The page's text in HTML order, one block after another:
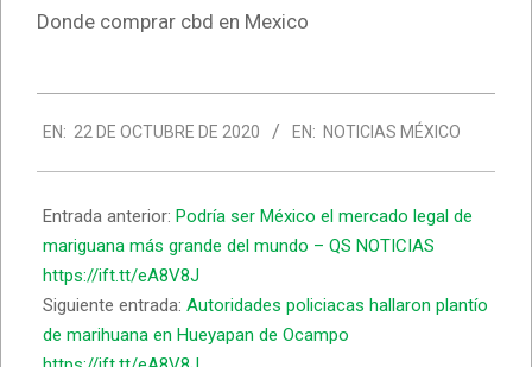
Donde comprar cbd en Mexico
10-
22
EN: 22 DE OCTUBRE DE 2020 EN: NOTICIAS MÉXICO
Entrada anterior: Podría ser México el mercado legal de
mariguana más grande del mundo – QS NOTICIAS
https://ift.tt/eA8V8J
Siguiente entrada: Autoridades policiacas hallaron plantío
de marihuana en Hueyapan de Ocampo